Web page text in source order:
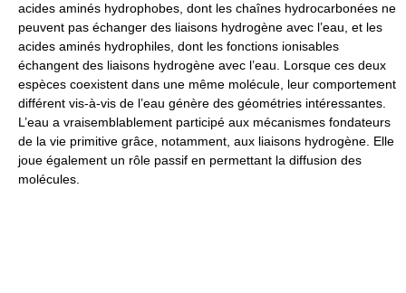
acides aminés hydrophobes, dont les chaînes hydrocarbonées ne
peuvent pas échanger des liaisons hydrogène avec l’eau, et les
acides aminés hydrophiles, dont les fonctions ionisables
échangent des liaisons hydrogène avec l’eau. Lorsque ces deux
espèces coexistent dans une même molécule, leur comportement
différent vis-à-vis de l’eau génère des géométries intéressantes.
L’eau a vraisemblablement participé aux mécanismes fondateurs
de la vie primitive grâce, notamment, aux liaisons hydrogène. Elle
joue également un rôle passif en permettant la diffusion des
molécules.